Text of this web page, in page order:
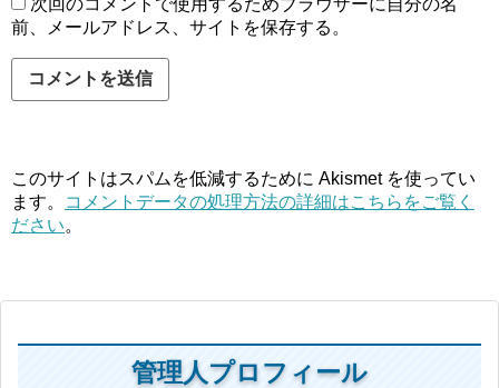
前、メールアドレス、サイトを保存する。
このサイトはスパムを低減するために Akismet を使ってい
ます。
コメントデータの処理方法の詳細はこちらをご覧く
ださい。
管理人プロフィール